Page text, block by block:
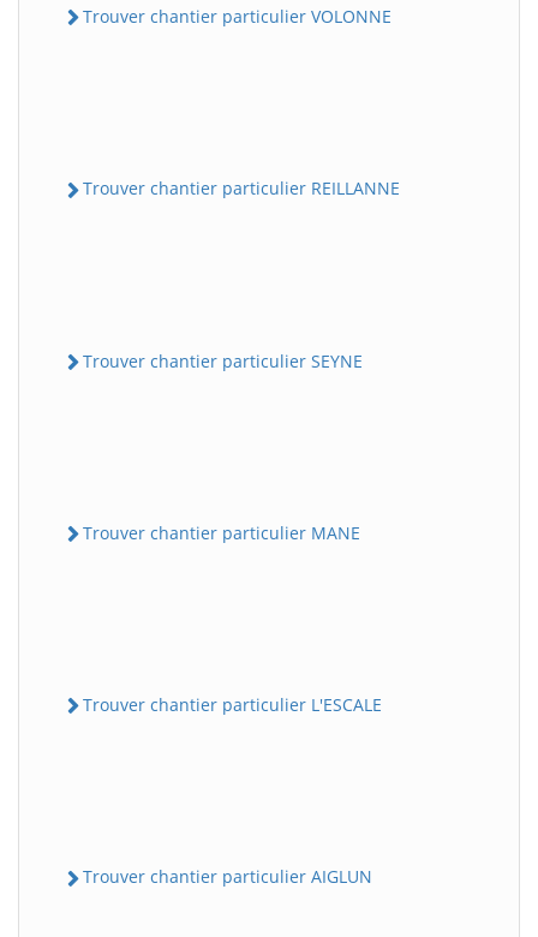
Trouver chantier particulier VOLONNE
Trouver chantier particulier REILLANNE
Trouver chantier particulier SEYNE
Trouver chantier particulier MANE
Trouver chantier particulier L'ESCALE
Trouver chantier particulier AIGLUN